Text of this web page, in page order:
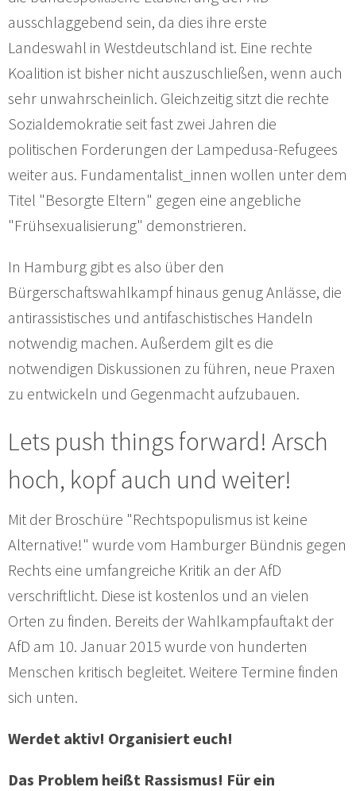
ausschlaggebend sein, da dies ihre erste
Landeswahl in Westdeutschland ist. Eine rechte
Koalition ist bisher nicht auszuschließen, wenn auch
sehr unwahrscheinlich. Gleichzeitig sitzt die rechte
Sozialdemokratie seit fast zwei Jahren die
politischen Forderungen der Lampedusa-Refugees
weiter aus. Fundamentalist_innen wollen unter dem
Titel "Besorgte Eltern" gegen eine angebliche
"Frühsexualisierung" demonstrieren.
In Hamburg gibt es also über den
Bürgerschaftswahlkampf hinaus genug Anlässe, die
antirassistisches und antifaschistisches Handeln
notwendig machen. Außerdem gilt es die
notwendigen Diskussionen zu führen, neue Praxen
zu entwickeln und Gegenmacht aufzubauen.
Lets push things forward! Arsch
hoch, kopf auch und weiter!
Mit der Broschüre "Rechtspopulismus ist keine
Alternative!" wurde vom Hamburger Bündnis gegen
Rechts eine umfangreiche Kritik an der AfD
verschriftlicht. Diese ist kostenlos und an vielen
Orten zu finden. Bereits der Wahlkampfauftakt der
AfD am 10. Januar 2015 wurde von hunderten
Menschen kritisch begleitet. Weitere Termine finden
sich unten.
Werdet aktiv! Organisiert euch!
Das Problem heißt Rassismus! Für ein